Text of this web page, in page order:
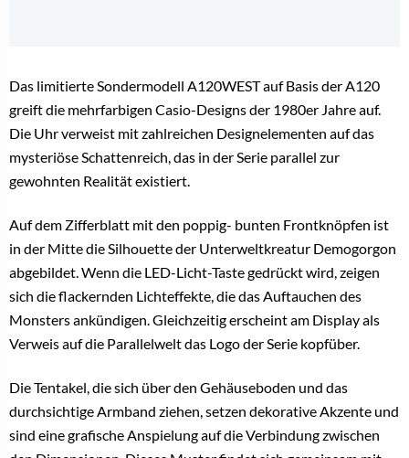
Das limitierte Sondermodell A120WEST auf Basis der A120
greift die mehrfarbigen Casio-Designs der 1980er Jahre auf.
Die Uhr verweist mit zahlreichen Designelementen auf das
mysteriöse Schattenreich, das in der Serie parallel zur
gewohnten Realität existiert.
Auf dem Zifferblatt mit den poppig- bunten Frontknöpfen ist
in der Mitte die Silhouette der Unterweltkreatur Demogorgon
abgebildet. Wenn die LED-Licht-Taste gedrückt wird, zeigen
sich die flackernden Lichteffekte, die das Auftauchen des
Monsters ankündigen. Gleichzeitig erscheint am Display als
Verweis auf die Parallelwelt das Logo der Serie kopfüber.
Die Tentakel, die sich über den Gehäuseboden und das
durchsichtige Armband ziehen, setzen dekorative Akzente und
sind eine grafische Anspielung auf die Verbindung zwischen